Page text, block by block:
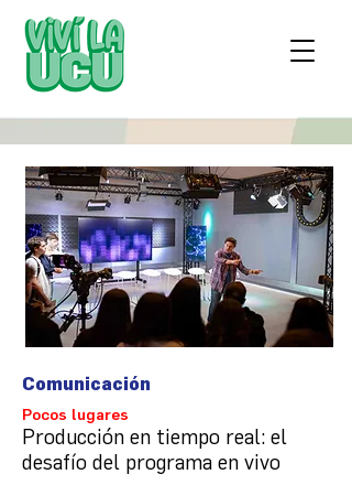
Comunicación
Pocos lugares
Producción en tiempo real: el
desafío del programa en vivo